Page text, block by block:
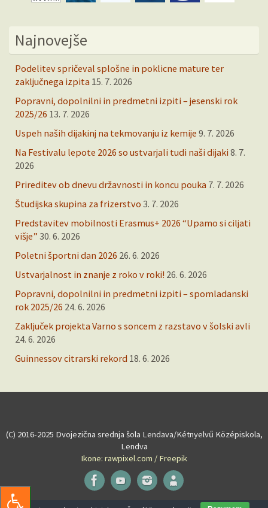
Najnovejše
Podelitev spričeval splošne in poklicne mature ter
zaključnega izpita 15. 7. 2026
Popravni, dopolnilni in predmetni izpiti – jesenski rok
2025/26 13. 7. 2026
Uspeh naših dijakinj na tekmovanju iz kemije 9. 7. 2026
Na Festivalu lepote 2026 so ustvarjali tudi naši dijaki 8. 7.
2026
Prireditev ob dnevu državnosti in koncu pouka 7. 7. 2026
Študijska skupina za frizerstvo 3. 7. 2026
Predstavitev mobilnosti Erasmus+ 2026 “Upamo si ciljati
višje” 30. 6. 2026
Poletni športni dan 2026 26. 6. 2026
Ustvarjalnost in znanje z roko v roki! 26. 6. 2026
Popravni, dopolnilni in predmetni izpiti – spomladanski
rok 2025/26 24. 6. 2026
Zaključek projekta Varno s soncem z razstavo v šolski avli
24. 6. 2026
Guinnessov citrarski rekord 18. 6. 2026
(C) 2016-2025 Dvojezična srednja šola Lendava/Kétnyelvű Középiskola,
Lendva
Ikone: rawpixel.com / Freepik
Powered by Tempera&WordPress.